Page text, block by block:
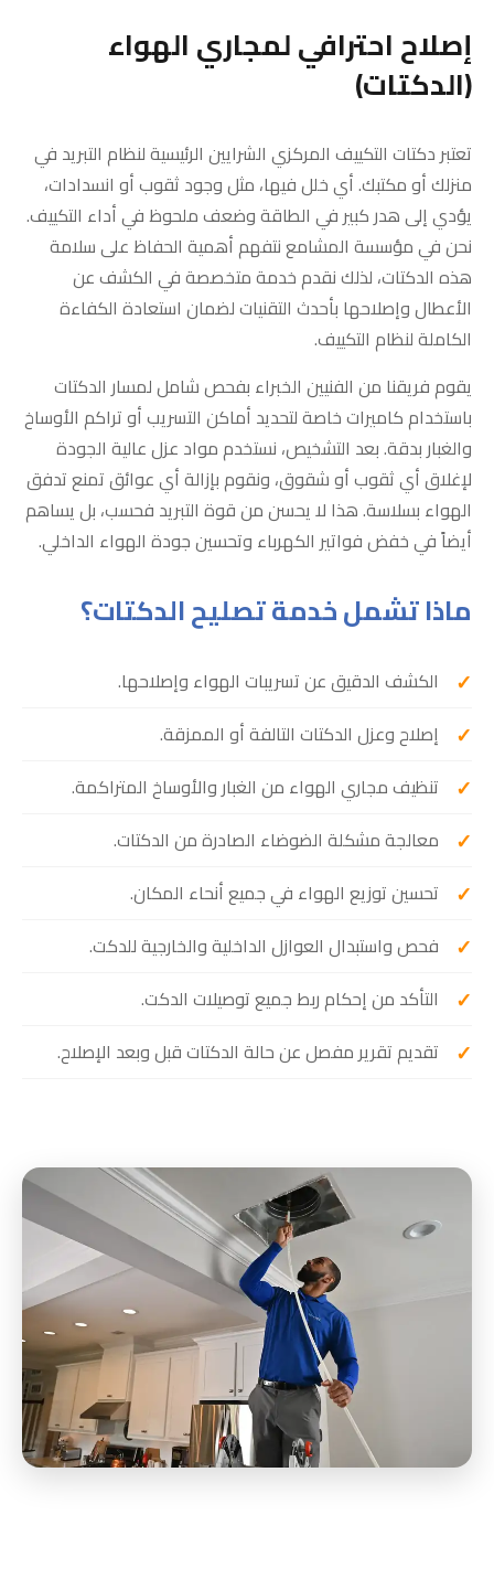
إصلاح احترافي لمجاري الهواء
(الدكتات)
تعتبر دكتات التكييف المركزي الشرايين الرئيسية لنظام التبريد في
منزلك أو مكتبك. أي خلل فيها، مثل وجود ثقوب أو انسدادات،
يؤدي إلى هدر كبير في الطاقة وضعف ملحوظ في أداء التكييف.
نحن في مؤسسة المشامع نتفهم أهمية الحفاظ على سلامة
هذه الدكتات، لذلك نقدم خدمة متخصصة في الكشف عن
الأعطال وإصلاحها بأحدث التقنيات لضمان استعادة الكفاءة
الكاملة لنظام التكييف.
يقوم فريقنا من الفنيين الخبراء بفحص شامل لمسار الدكتات
باستخدام كاميرات خاصة لتحديد أماكن التسريب أو تراكم الأوساخ
والغبار بدقة. بعد التشخيص، نستخدم مواد عزل عالية الجودة
لإغلاق أي ثقوب أو شقوق، ونقوم بإزالة أي عوائق تمنع تدفق
الهواء بسلاسة. هذا لا يحسن من قوة التبريد فحسب، بل يساهم
أيضاً في خفض فواتير الكهرباء وتحسين جودة الهواء الداخلي.
ماذا تشمل خدمة تصليح الدكتات؟
الكشف الدقيق عن تسريبات الهواء وإصلاحها.
إصلاح وعزل الدكتات التالفة أو الممزقة.
تنظيف مجاري الهواء من الغبار والأوساخ المتراكمة.
معالجة مشكلة الضوضاء الصادرة من الدكتات.
تحسين توزيع الهواء في جميع أنحاء المكان.
فحص واستبدال العوازل الداخلية والخارجية للدكت.
التأكد من إحكام ربط جميع توصيلات الدكت.
تقديم تقرير مفصل عن حالة الدكتات قبل وبعد الإصلاح.